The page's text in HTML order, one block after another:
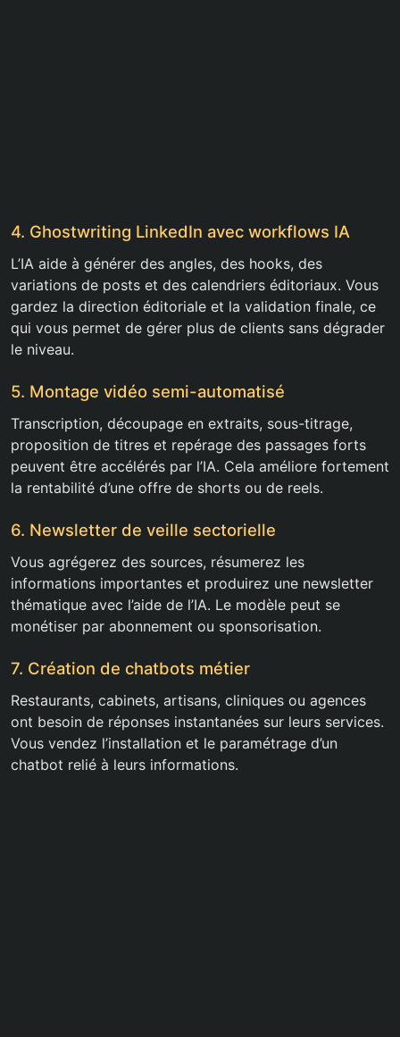
4. Ghostwriting LinkedIn avec workflows IA
L’IA aide à générer des angles, des hooks, des
variations de posts et des calendriers éditoriaux. Vous
gardez la direction éditoriale et la validation finale, ce
qui vous permet de gérer plus de clients sans dégrader
le niveau.
5. Montage vidéo semi-automatisé
Transcription, découpage en extraits, sous-titrage,
proposition de titres et repérage des passages forts
peuvent être accélérés par l’IA. Cela améliore fortement
la rentabilité d’une offre de shorts ou de reels.
6. Newsletter de veille sectorielle
Vous agrégerez des sources, résumerez les
informations importantes et produirez une newsletter
thématique avec l’aide de l’IA. Le modèle peut se
monétiser par abonnement ou sponsorisation.
7. Création de chatbots métier
Restaurants, cabinets, artisans, cliniques ou agences
ont besoin de réponses instantanées sur leurs services.
Vous vendez l’installation et le paramétrage d’un
chatbot relié à leurs informations.